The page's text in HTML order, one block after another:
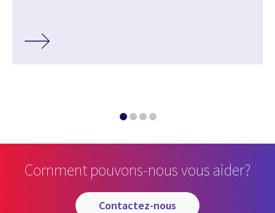
Comment pouvons-nous vous aider?
contactez-nous